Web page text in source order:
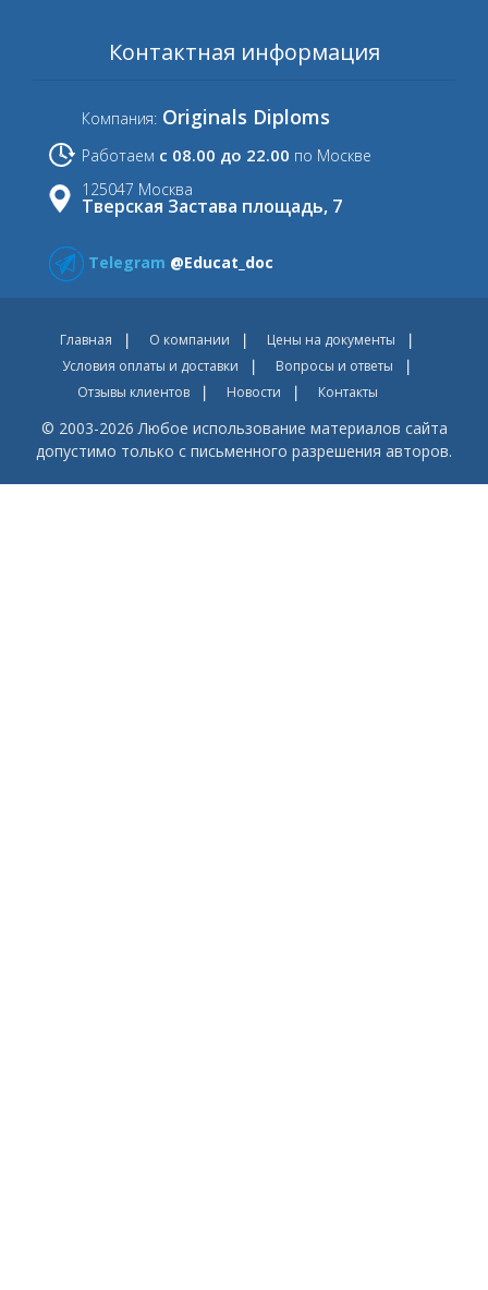
Контактная информация
Компания: Originals Diploms
Работаем с 08.00 до 22.00 по Москве
125047 Москва
Тверская Застава площадь, 7
Telegram @Educat_doc
Главная О компании
Цены на документы
Условия оплаты и доставки
Вопросы и ответы
Отзывы клиентов
Новости Контакты
© 2003-2026 Любое использование материалов сайта
допустимо только с письменного разрешения авторов.